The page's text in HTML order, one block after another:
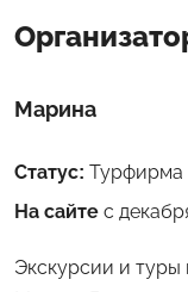
Марина
Статус: Турфирма
На сайте с
Экскурсии и туры